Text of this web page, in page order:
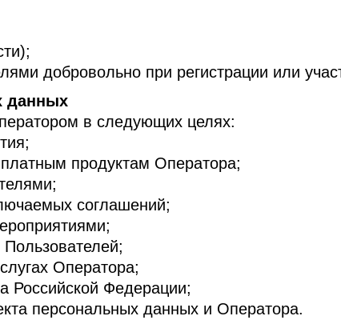
добровольно при регистрации или
данных
в следующих целях:
продуктам Оператора;
соглашений;
Оператора;
Федерации;
персональных данных и Оператора.